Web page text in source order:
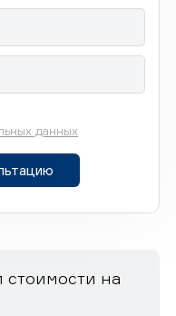
данных
стоимости на